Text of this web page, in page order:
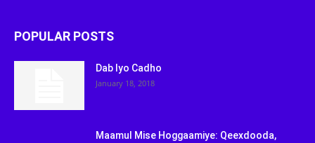
POPULAR POSTS
Dab Iyo Cadho
January 18, 2018
Maamul Mise Hoggaamiye: Qeexdooda,